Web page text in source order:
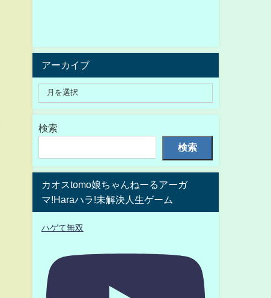
アーカイブ
検索
検索
カオスtomo娘ちゃんねーるアーガ
マ!Haraハラ!未解決人生ゲーム
ハゲて無双